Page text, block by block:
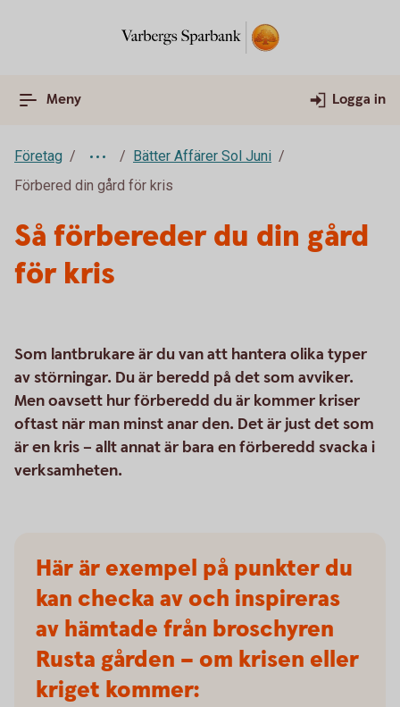
Meny Logga in
Företag
Bätter Affärer Sol Juni
Förbered din gård för kris
Så förbereder du din gård
för kris
Som lantbrukare är du van att hantera olika typer
av störningar. Du är beredd på det som avviker.
Men oavsett hur förberedd du är kommer kriser
oftast när man minst anar den. Det är just det som
är en kris – allt annat är bara en förberedd svacka i
verksamheten.
Här är exempel på punkter du
kan checka av och inspireras
av hämtade från broschyren
Rusta gården – om krisen eller
kriget kommer: